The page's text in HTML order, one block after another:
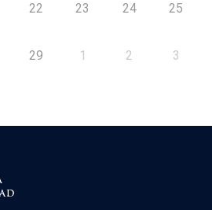
22 23 24 25
29 1 2 3